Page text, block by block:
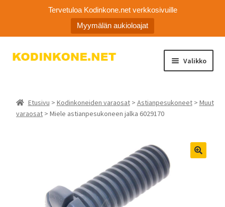
Tervetuloa Kodinkone.net verkkosivuille
Myymälän aukioloajat
Siirry
Siirry
Valikko
tason
Ota yhteyttä
Etusivu > Kodinkoneiden varaosat> Astianpesukoneet> Muut
varaosat > Miele astianpesukoneen jalka 6029170